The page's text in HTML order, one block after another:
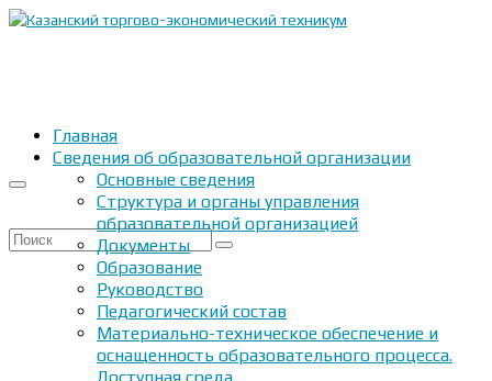
Искать:
Главная
Сведения об образовательной организации
Основные сведения
Структура и органы управления
образовательной организацией
Документы
Образование
Руководство
Педагогический состав
Материально-техническое обеспечение и
оснащенность образовательного процесса.